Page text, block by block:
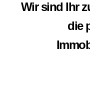
Wir sind Ihr
die